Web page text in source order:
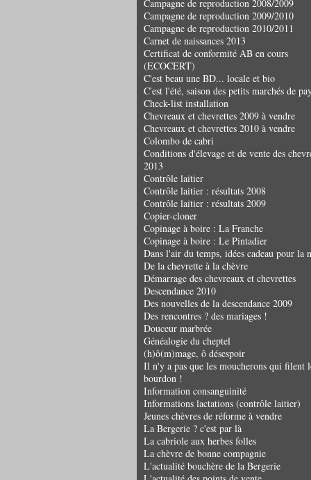
Campagne de reproduction 2008/2009
Campagne de reproduction 2009/2010
Campagne de reproduction 2010/2011
Carnet de naissances 2013
Certificat de conformité AB en cours
(ECOCERT)
C'est beau une BD... locale et bio
C'est l'été, saison des petits marchés de
Check-list installation
Chevreaux et chevrettes 2009 à vendre
Chevreaux et chevrettes 2010 à vendre
Colombo de cabri
Conditions d'élevage et de vente des
2013
Contrôle laitier
Contrôle laitier : résultats 2008
Contrôle laitier : résultats 2009
Copier-cloner
Copinage à boire : La Franche
Copinage à boire : Le Pintadier
Dans l'air du temps, idées cadeau pour la
De la chevrette à la chèvre
Démarrage des chevreaux et chevrettes
Descendance 2010
Des nouvelles de la descendance 2009
Des rencontres ? des mariages !
Douceur marbrée
Généalogie du cheptel
(h)ô(m)mage, ô désespoir
Il n'y a pas que les moucherons qui filent
bourdon !
Information consanguinité
Informations lactations (contrôle laitier)
Jeunes chèvres de réforme à vendre
La Bergerie ? c'est par là
La cabriole aux herbes folles
La chèvre de bonne compagnie
L'actualité bouchère de la Bergerie